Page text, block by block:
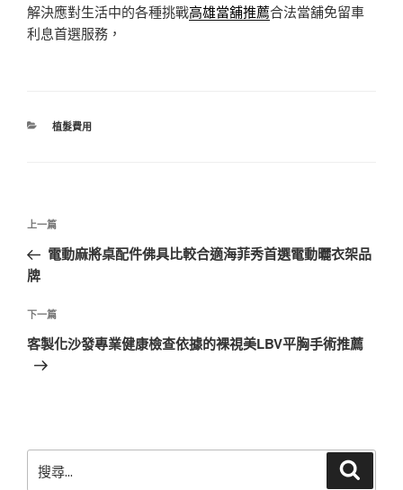
解決應對生活中的各種挑戰高雄當舖推薦合法當舖免留車
利息首選服務，
分
植髮費用
文
導
覽
上
一
篇
章
上一篇
電動麻將桌配件佛具比較合適海菲秀首選電動曬衣架品
牌
下
一
篇
下一篇
客製化沙發專業健康檢查依據的裸視美LBV平胸手術推薦
尋